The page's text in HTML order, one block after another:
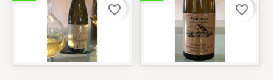
favorite_border favorite_border